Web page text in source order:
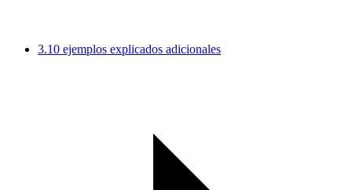
3.10 ejemplos explicados adicionales